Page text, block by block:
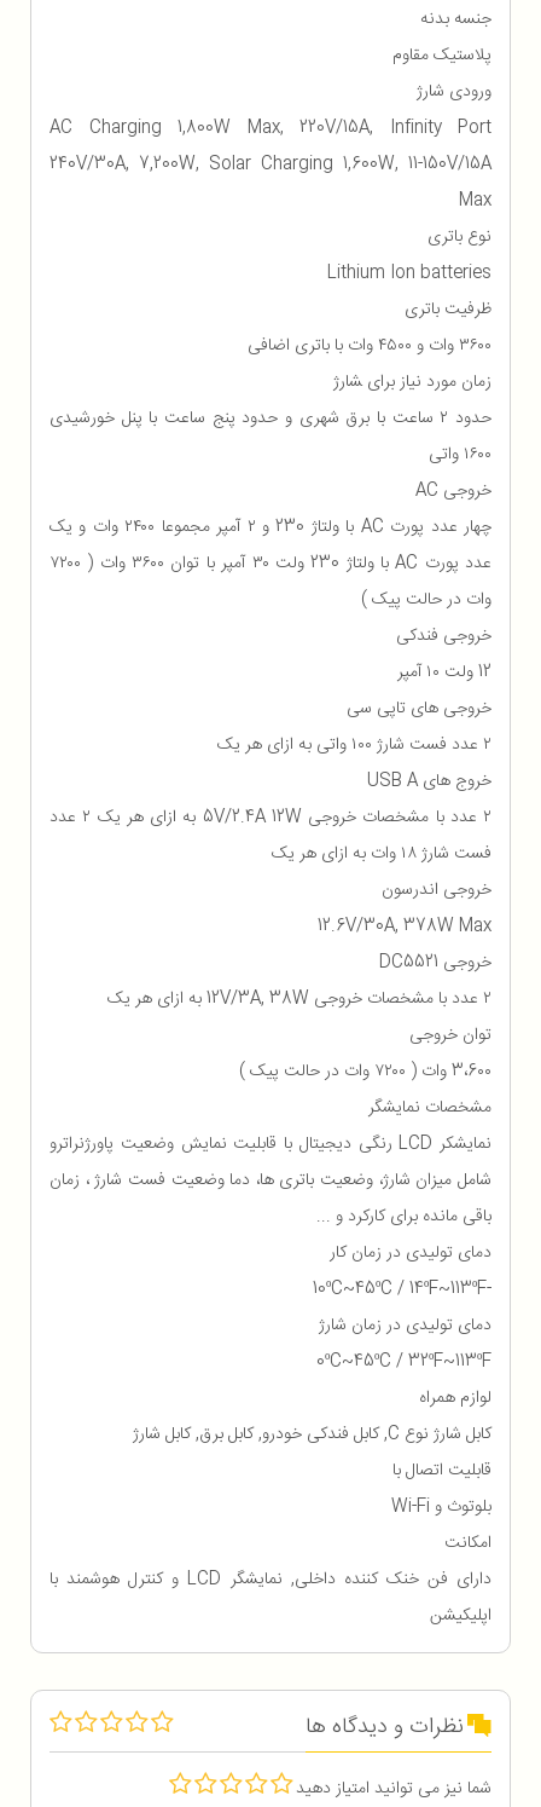
جنسه بدنه
پلاستیک مقاوم
ورودی شارژ
AC Charging 1,800W Max, 220V/15A, Infinity Port
240V/30A, 7,200W, Solar Charging 1,600W, 11-150V/15A
Max
نوع باتری
Lithium Ion batteries
ظرفیت باتری
۳۶۰۰ وات و ۴۵۰۰ وات با باتری اضافی
زمان مورد نیاز برای ‍‍‍شارژ‍‍
حدود ۲ ساعت با برق شهری و حدود پنج ساعت با پنل خورشیدی
۱۶۰۰ واتی
خروجی AC
چهار عدد پورت AC با ولتاژ 230 و ۲ آمپر مجموعا ۲۴۰۰ وات و یک
عدد پورت AC با ولتاژ 230 ولت ۳۰ آمپر با توان ۳۶۰۰ وات ( ۷۲۰۰
وات در حالت پیک )
خروجی فندکی
12 ولت ۱۰ آمپر
خروجی های تاپی سی
۲ عدد فست شارژ ۱۰۰ واتی به ازای هر یک
خروج های USB A
۲ عدد با مشخصات خروجی 5V/2.4A 12W به ازای هر یک ۲ عدد
فست شارژ ۱۸ وات به ازای هر یک
خروجی اندرسون
12.6V/30A, 378W Max
خروجی DC5521
۲ عدد با مشخصات خروجی 12V/3A, 38W به ازای هر یک
توان خروجی
3،6۰۰ وات ( ۷۲۰۰ وات در حالت پیک )
مشخصات نمایشگر
نمایشکر LCD رنگی دیجیتال با قابلیت نمایش وضعیت پاورژنراترو
شامل میزان شارژ، وضعیت باتری ها، دما وضعیت فست شارژ ، زمان
باقی مانده برای کارکرد و ...
دمای تولیدی در زمان کار
-10ºC~45ºC / 14ºF~113ºF
دمای تولیدی در زمان شارژ
0ºC~45ºC / 32ºF~113ºF
لوازم همراه
کابل شارژ نوع C, کابل فندکی خودرو, کابل برق, کابل شارژ
قابلیت اتصال با
بلوتوث و Wi-Fi
امکانت
دارای فن خنک کننده داخلی, نمایشگر LCD و کنترل هوشمند با
اپلیکیشن
نظرات و دیدگاه ها
شما نیز می توانید امتیاز دهید